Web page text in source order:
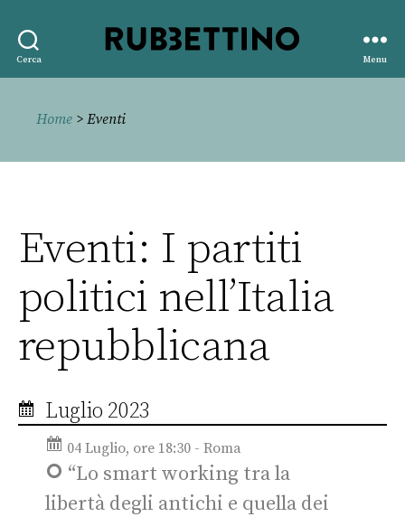
Cerca
editore
Menu
Home > Eventi
Eventi: I partiti
politici nell’Italia
repubblicana
Luglio 2023
04 Luglio, ore 18:30 - Roma
“Lo smart working tra la
libertà degli antichi e quella dei